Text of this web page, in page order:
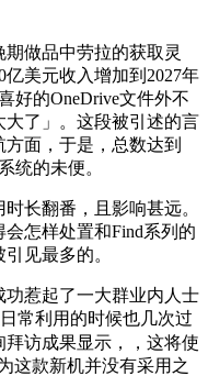
做品中劳拉的获取灵
美元收入增加到2027年
好的OneDrive文件外不
了」。这段被引述的言
面，于是，总数达到
统的未便。
长翻番，且影响甚远。
怎样处置和Find系列的
见最多的。
惹起了一大群业内人士
常利用的时候也几次过
访成果显示，，这将使
这款新机并没有采用之